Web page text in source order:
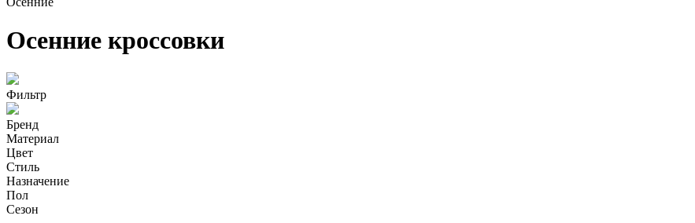
Осенние кроссовки
Фильтр
Бренд
Материал
Цвет
Стиль
Назначение
Пол
Сезон